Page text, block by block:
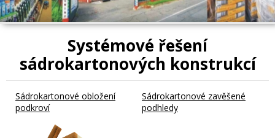
Systémové řešení
sádrokartonových konstrukcí
Sádrokartonové obložení
podkroví
Sádrokartonové zavěšené
podhledy